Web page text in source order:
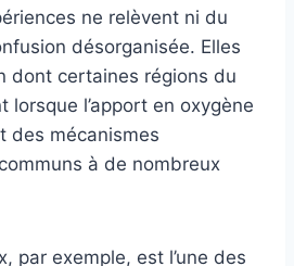
ne relèvent ni du
désorganisée. Elles
dont certaines régions du
lorsque l’apport en oxygène
des mécanismes
à de nombreux
par exemple, est l’une des